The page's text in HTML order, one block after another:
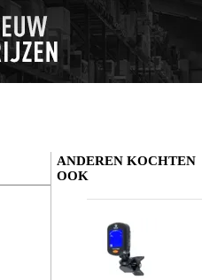
Schrijf zelf een
ANDEREN KOCHTEN
OOK